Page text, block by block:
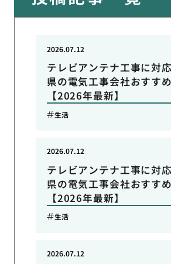
テレビアンテナ工事に対
県の電気工事会社おすす
【2026年最新】
2026.07.12
生活
テレビアンテナ工事に対
県の電気工事会社おすす
【2026年最新】
2026.07.12
生活
2026.07.12